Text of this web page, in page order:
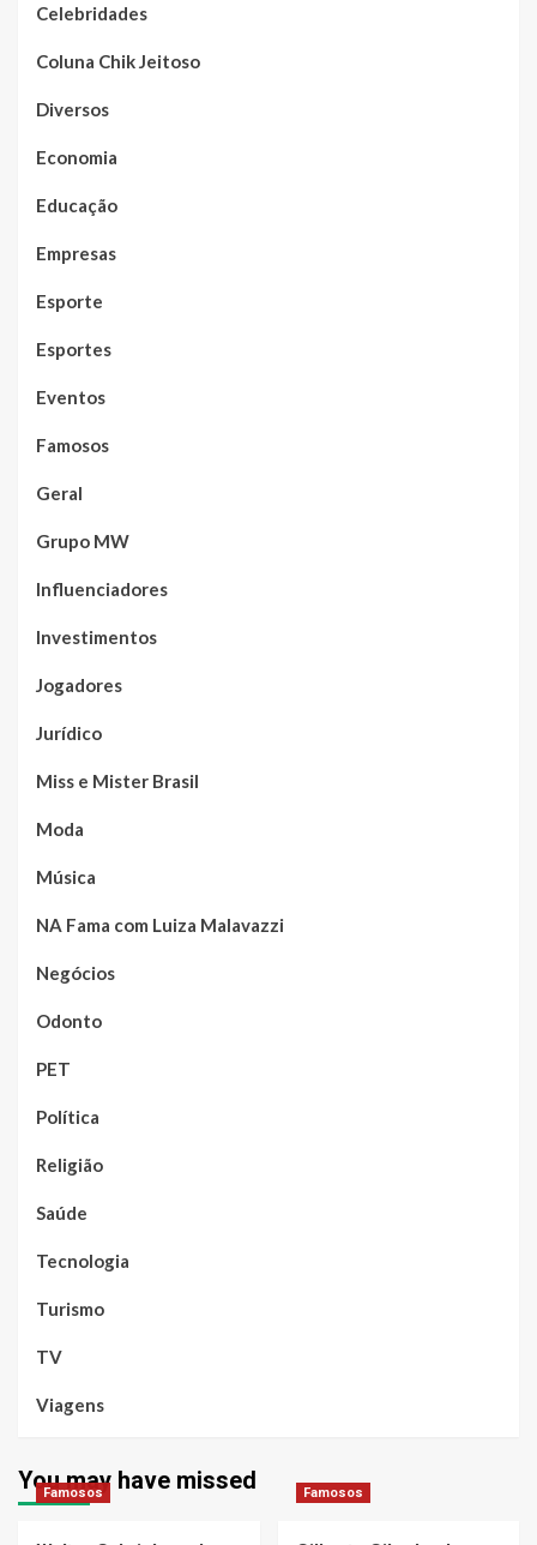
Celebridades
Coluna Chik Jeitoso
Diversos
Economia
Educação
Empresas
Esporte
Esportes
Eventos
Famosos
Geral
Grupo MW
Influenciadores
Investimentos
Jogadores
Jurídico
Miss e Mister Brasil
Moda
Música
NA Fama com Luiza Malavazzi
Negócios
Odonto
PET
Política
Religião
Saúde
Tecnologia
Turismo
TV
Viagens
You may have missed
Famosos Famosos